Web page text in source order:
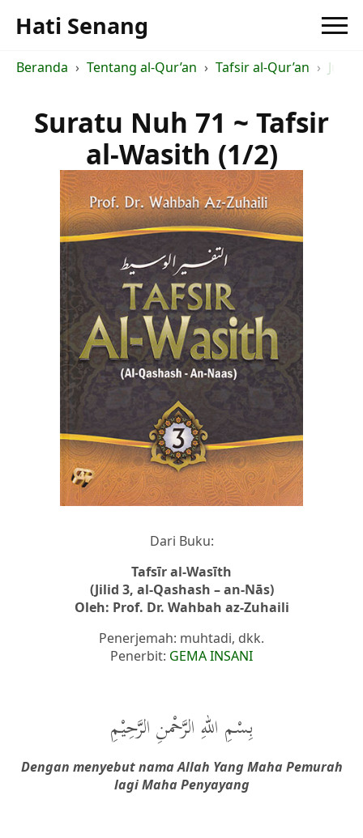
Hati Senang
Beranda Tentang al-Qur’an Tafsir al-Qur’an
Suratu Nuh 71 ~ Tafsir
al-Wasith (1/2)
Dari Buku:
Tafsīr al-Wasīth
(Jilid 3, al-Qashash – an-Nās)
Oleh: Prof. Dr. Wahbah az-Zuhaili
Penerjemah: muhtadi, dkk.
Penerbit: GEMA INSANI
بِسْمِ اللهِ الرَّحْمنِ الرَّحِيْمِ
Dengan menyebut nama Allah Yang Maha Pemurah
lagi Maha Penyayang